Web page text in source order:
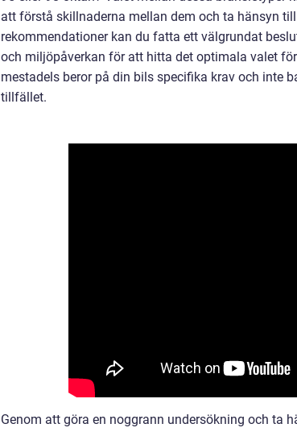
att förstå skillnaderna mellan dem och ta hänsyn
rekommendationer kan du fatta ett välgrundat
och miljöpåverkan för att hitta det optimala valet
mestadels beror på din bils specifika krav och inte
tillfället.
Genom att göra en noggrann undersökning och ta